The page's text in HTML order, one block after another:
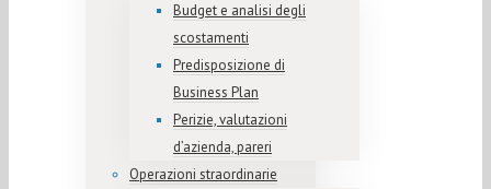
Budget e analisi degli
scostamenti
Predisposizione di
Business Plan
Perizie, valutazioni
d’azienda, pareri
Operazioni straordinarie